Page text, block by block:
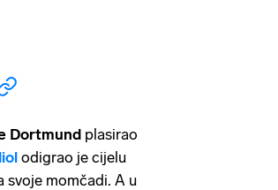
Dortmund plasirao
odigrao je cijelu
svoje momčadi. A u